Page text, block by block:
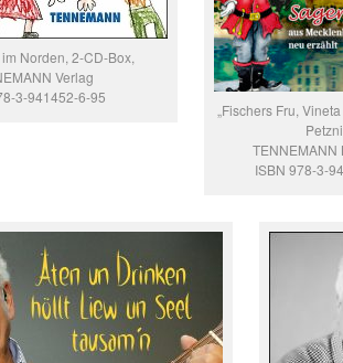
Norden, 2-CD-Box,
Verlag
3-941452-6-95
„Fischers Fru,
TENNEMANN
ISBN 978-3-